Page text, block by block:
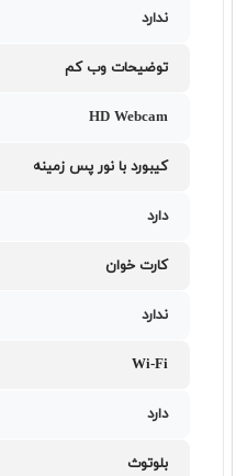
ندارد
توضیحات وب کم
HD Webcam
کیبورد با نور پس زمینه
دارد
کارت خوان
ندارد
Wi-Fi
دارد
بلوتوث